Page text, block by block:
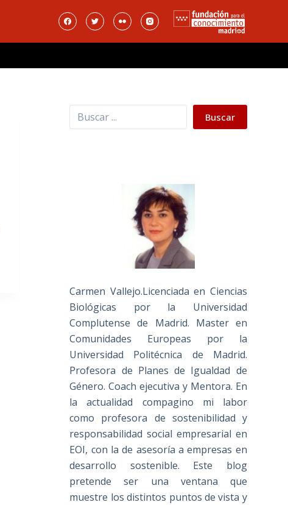
Buscar Buscar
Carmen Vallejo.Licenciada en Ciencias
Biológicas por la Universidad
Complutense de Madrid. Master en
Comunidades Europeas por la
Universidad Politécnica de Madrid.
Profesora de Planes de Igualdad de
Género. Coach ejecutiva y Mentora. En
la actualidad compagino mi labor
como profesora de sostenibilidad y
responsabilidad social empresarial en
EOI, con la de asesoría a empresas en
desarrollo sostenible. Este blog
pretende ser una ventana que
muestre los distintos puntos de vista y